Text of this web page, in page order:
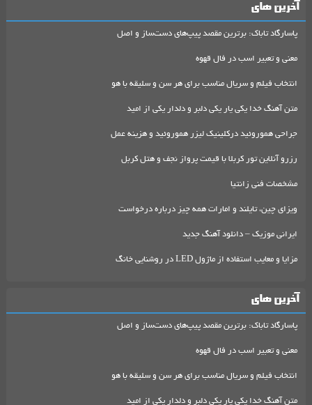
آخرین های
پاسارگاد تاباک: برترین مقصد پیپ‌های دست‌ساز و اصل
معنی و تعبیر اسب در فال قهوه
انتخاب فیلم و سریال مناسب برای هر سن و سلیقه با هو
متن آهنگ خدا یکی یار یکی دلبر و دلدار یکی از امید
جراحی هموروئید درکلینیک لیزر هموروئید و هزینه عمل
رزرو آنلاین تور کربلا با قیمت پرواز نجف و هتل کربل
مشخصات فنی زانتیا
ویزای چین، تایلند و امارات همه چیز درباره درخواست
ایرانی موزیک – دانلود آهنگ جدید
مزایا و معایب استفاده از ماژول LED در روشنایی خانگ
آخرین های
پاسارگاد تاباک: برترین مقصد پیپ‌های دست‌ساز و اصل
معنی و تعبیر اسب در فال قهوه
انتخاب فیلم و سریال مناسب برای هر سن و سلیقه با هو
متن آهنگ خدا یکی یار یکی دلبر و دلدار یکی از امید